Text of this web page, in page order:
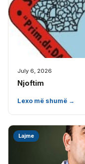
July 6, 2026
Njoftim
Lexo më shumë →
Lajme